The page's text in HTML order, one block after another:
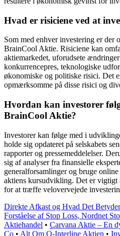
Hvad er risiciene ved at
Som med enhver investering er der
BrainCool Aktie. Risiciene kan
aktiemarkedet, uforudsete ændringer
konkurrencepres, teknologiske
økonomiske og politiske risici. Det
opmærksomme på disse risici og
Hvordan kan investorer
BrainCool Aktie?
Investorer kan følge med i
holde sig opdateret på selskabets
rapporter og pressemeddelelser.
sig af analyser fra finansielle
generalforsamlinger og bruge
aktiens kursudvikling. Det er
for at træffe velovervejede
Direkte Afkast og Hvad Det
Forståelse af Stop Loss, Nordnet
Aktiehandel • Carvana Aktie – En
Co • Alt Om Q-Interline Aktien •